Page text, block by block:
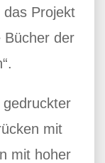
das Projekt
Bücher der
gedruckter
mit
mit hoher